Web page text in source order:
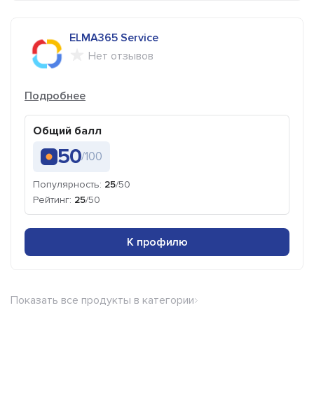
ELMA365 Service
Нет отзывов
Подробнее
Общий балл
50/100
Популярность: 25/50
Рейтинг: 25/50
К профилю
Показать все продукты в категории